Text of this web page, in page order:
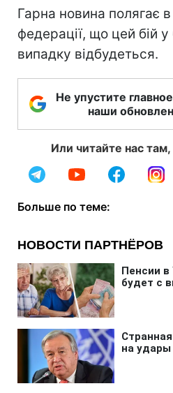
Гарна новина полягає в
федерації, що цей бій
випадку відбудеться.
Не упустите
наши
Или читайте нас
Больше по теме: